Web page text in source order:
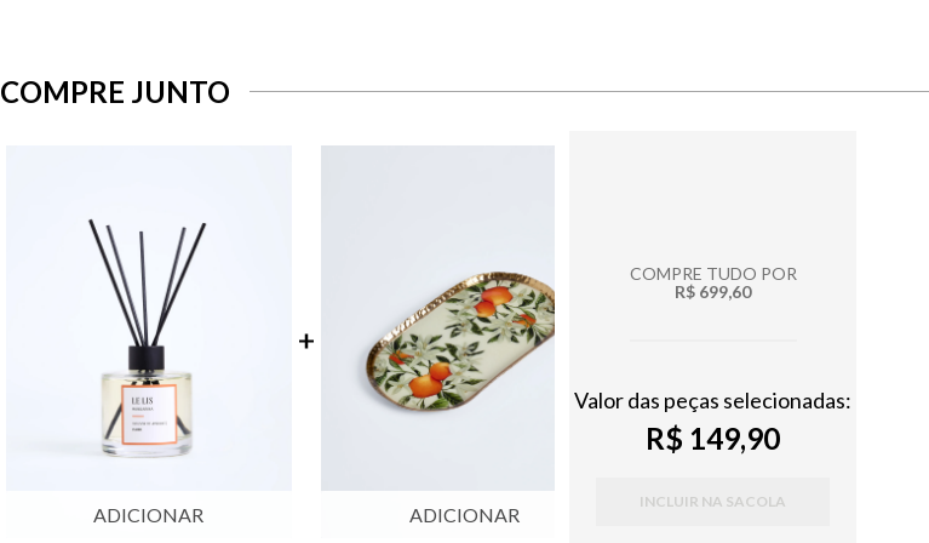
COMPRE JUNTO
ADICIONAR ADICIONAR
COMPRE TUDO POR
R$ 699,60
Valor das peças selecionadas:
R$ 149,90
INCLUIR NA SACOLA